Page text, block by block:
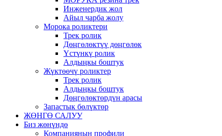
Инженердик жол
Айыл чарба жолу
Морока роликтери
Трек ролик
Дөңгөлөктүү дөңгөлөк
Үстүнкү ролик
Алдыңкы боштук
Жүктөөчү роликтер
Трек ролик
Алдыңкы боштук
Дөңгөлөктөрдүн арасы
Запастык бөлүктөр
ЖӨНГӨ САЛУУ
Биз жөнүндө
Компаниянын профили